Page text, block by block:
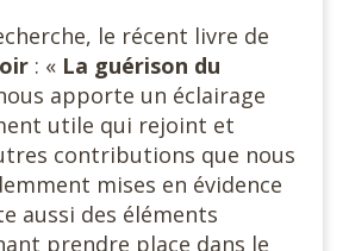
le récent livre de
: « La guérison du
apporte un éclairage
utile qui rejoint et
contributions que nous
mises en évidence
aussi des éléments
prendre place dans le